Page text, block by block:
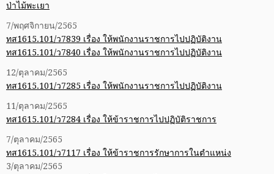
ป่าไม้พะเยา
7/พฤศจิกายน/2565
ทส1615.101/ว7839 เรื่อง ให้พนักงานราชการไปปฏิบัติงาน
ทส1615.101/ว7840 เรื่อง ให้พนักงานราชการไปปฏิบัติงาน
12/ตุลาคม/2565
ทส1615.101/ว7285 เรื่อง ให้พนักงานราชการไปปฏิบัติงาน
11/ตุลาคม/2565
ทส1615.101/ว7284 เรื่อง ให้ข้าราชการไปปฏิบัติราชการ
7/ตุลาคม/2565
ทส1615.101/ว7117 เรื่อง ให้ข้าราชการรักษาการในตำแหน่ง
3/ตุลาคม/2565